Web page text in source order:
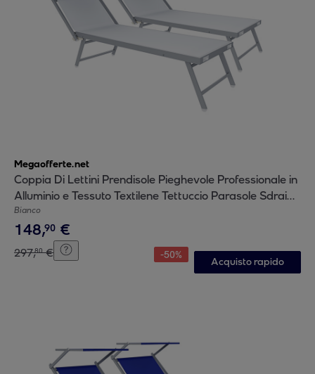
Megaofferte.net
Coppia Di Lettini Prendisole Pieghevole Professionale in
Alluminio e Tessuto Textilene Tettuccio Parasole Sdraio
Mare Spiaggia 182x60x38 cm Bianco
Bianco
148,90 €
297,80 € -50%
Acquisto rapido